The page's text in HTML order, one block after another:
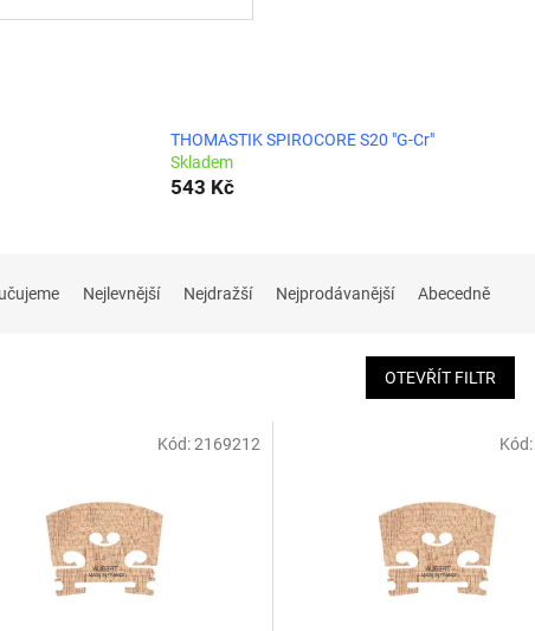
THOMASTIK SPIROCORE S20 "G-Cr"
Skladem
543 Kč
Nejlevnější Nejdražší Nejprodávanější Abecedně
OTEVŘÍT FILTR
Kód:2169212 Kód: